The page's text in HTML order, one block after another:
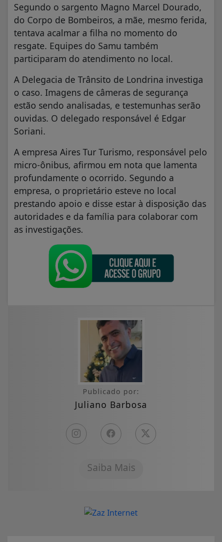
Segundo o sargento Magno Marcel Dourado,
do Corpo de Bombeiros, a mãe, mesmo ferida,
tentava acalmar a filha no momento do
resgate. Equipes do Samu também
participaram do atendimento no local.
A Delegacia de Trânsito de Londrina investiga
o caso. Imagens de câmeras de segurança
estão sendo analisadas, e testemunhas serão
ouvidas. O delegado responsável é Edgar
Soriani.
A empresa Aires Tur Turismo, responsável pelo
micro-ônibus, afirmou em nota que lamenta
profundamente o ocorrido. Segundo a
empresa, o proprietário esteve no local
prestando apoio e disse estar à disposição das
autoridades e da família para colaborar com
as investigações.
Publicado por:
Juliano Barbosa
Saiba Mais